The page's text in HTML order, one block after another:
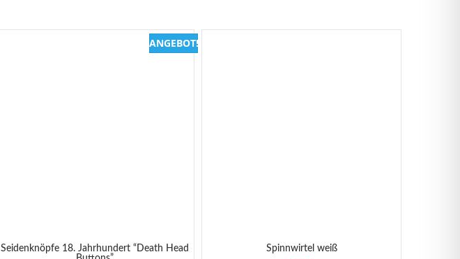
ANGEBOT!
Seidenknöpfe 18. Jahrhundert “Death Head
Spinnwirtel weiß